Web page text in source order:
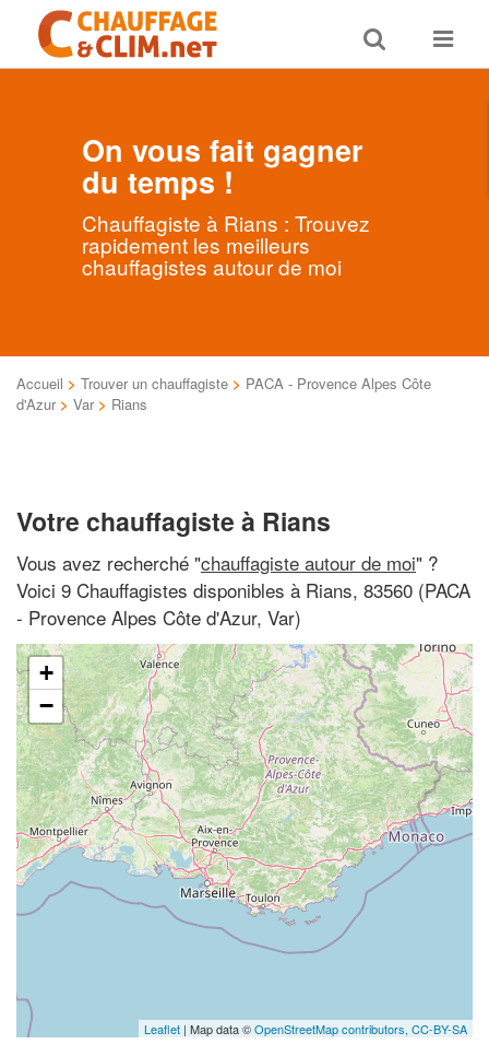
Toggle
search
Toggle
On vous fait gagner
du temps !
Chauffagiste à Rians : Trouvez
rapidement les meilleurs
chauffagistes autour de moi
Accueil > Trouver un chauffagiste > PACA - Provence Alpes Côte
d'Azur > Var > Rians
Votre chauffagiste à Rians
Vous avez recherché "chauffagiste autour de moi" ?
Voici 9 Chauffagistes disponibles à Rians, 83560 (PACA
- Provence Alpes Côte d'Azur, Var)
+
−
Leaflet | Map data ©OpenStreetMap contributors, CC-BY-SA